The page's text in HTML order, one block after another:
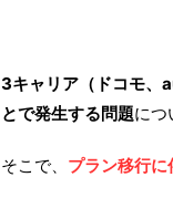
3キャリア（ドコモ、
とで発生する問題につ
そこで、 プラン移行